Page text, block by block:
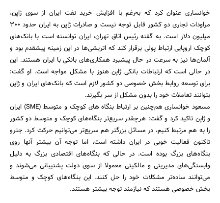
خوانساری عنوان کرد که به‌رغم با افزایش خرید نفت ایران از سوی ژاپن،
مراودات تجاری دو کشور قابل توجه نیست و صادرات ژاپن به ایران حدود 300
میلیون دلار است. به گفته رئیس اتاق تهران، ایران توانسته است با بانک‌های
کوچک اروپایی ارتباط پولی برقرار کند که اتریشی‌ها در این زمینه پیشقدم بود و
آلمان‌ها نیز به سرعت در حال پیشبرد همکاری‌های بانکی با ایران هستند. این
در حالی است که ارتباطات بانکی ژاپن هنوز با مشکل مواجه است. او گفت:
برای توسعه روابط بخش خصوصی دو کشور لازم است که بانک‌های ایران و ژاپن
بتوانند تعاملات خود را بدون مشکل از سر بگیرند.
مسعود خوانساری ‌هم‌چنین بر ارتباط بنگاه های کوچک و متوسط (SME) ایران
و ژاپن تاکید کرد و گفت: هرچقدر سریع‌تر بنگاه‌های کوچک و متوسط دو کشور
را به هم مرتبط کنیم، در مسائل بزرگتر هم سریع‌تر می‌توانیم حرکت کرد. جترو
تاکنون فعالیت خوبی در ایران داشته است، اما توجه آن بیشتر آنها روی
بنگاه‌های بزرگ بوده است. در حالی که بنگاه‌های اقتصادی بزرگ به دلیل
وابستگی‌های مدیریتی و مالکیتی معمولا از سوی دولت پشتیبانی می‌شوند و
می‌توانند ساده‌تر مشکلات خود را حل کنند. این بنگاه‌های کوچک و متوسط
بخش خصوصی هستند که نیازمند توجه بیشتر هستند.